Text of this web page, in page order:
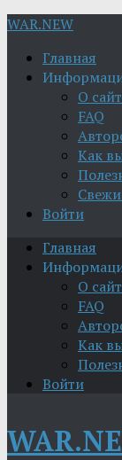
WAR.NEW
Главная
О
FAQ
Как
Войти
Главная
О
FAQ
Как
Войти